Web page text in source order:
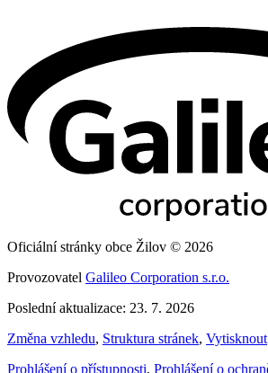
Oficiální stránky obce Žilov © 2026
Provozovatel Galileo Corporation s.r.o.
Poslední aktualizace: 23. 7. 2026
Změna vzhledu, Struktura stránek, Vytisknout
Prohlášení o přístupnosti, Prohlášení o